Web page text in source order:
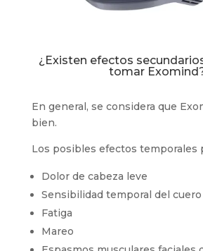
¿Existen efectos
tomar
En general, se considera que
bien.
Los posibles efectos temporales
Dolor de cabeza leve
Sensibilidad temporal del
Fatiga
Mareo